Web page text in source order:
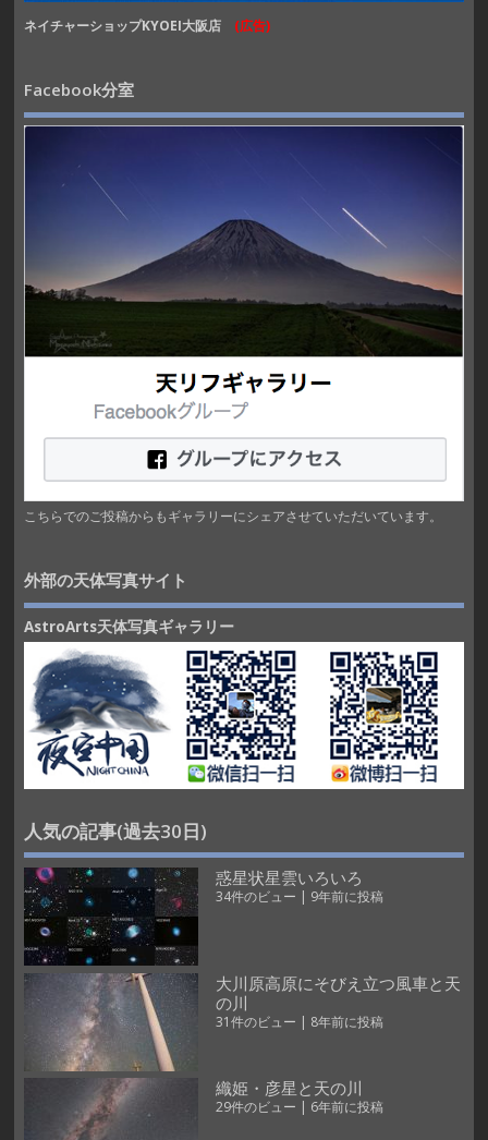
ネイチャーショップKYOEI大阪店 (広告)
Facebook分室
こちらでのご投稿からもギャラリーにシェアさせていただいています。
外部の天体写真サイト
AstroArts天体写真ギャラリー
人気の記事(過去30日)
惑星状星雲いろいろ
34件のビュー | 9年前に投稿
大川原高原にそびえ立つ風車と天
の川
31件のビュー | 8年前に投稿
織姫・彦星と天の川
29件のビュー | 6年前に投稿